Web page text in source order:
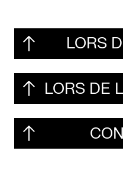
Wilder
Location
salles
Contactez-
LORS
LORS DE